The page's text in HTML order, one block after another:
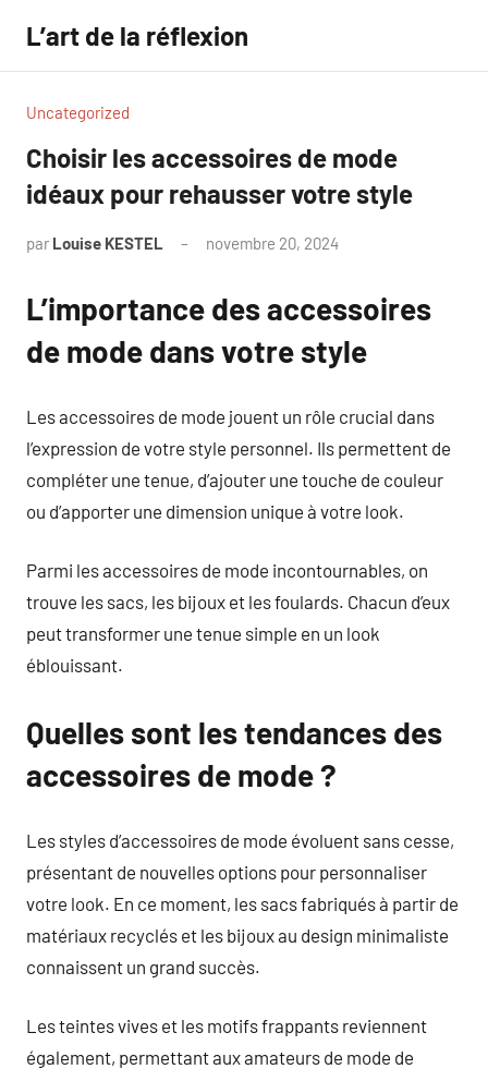
contenu
L’art de la réflexion
Uncategorized
Choisir les accessoires de mode
idéaux pour rehausser votre style
par Louise KESTEL novembre 20, 2024
L’importance des accessoires
de mode dans votre style
Les accessoires de mode jouent un rôle crucial dans
l’expression de votre style personnel. Ils permettent de
compléter une tenue, d’ajouter une touche de couleur
ou d’apporter une dimension unique à votre look.
Parmi les accessoires de mode incontournables, on
trouve les sacs, les bijoux et les foulards. Chacun d’eux
peut transformer une tenue simple en un look
éblouissant.
Quelles sont les tendances des
accessoires de mode ?
Les styles d’accessoires de mode évoluent sans cesse,
présentant de nouvelles options pour personnaliser
votre look. En ce moment, les sacs fabriqués à partir de
matériaux recyclés et les bijoux au design minimaliste
connaissent un grand succès.
Les teintes vives et les motifs frappants reviennent
également, permettant aux amateurs de mode de